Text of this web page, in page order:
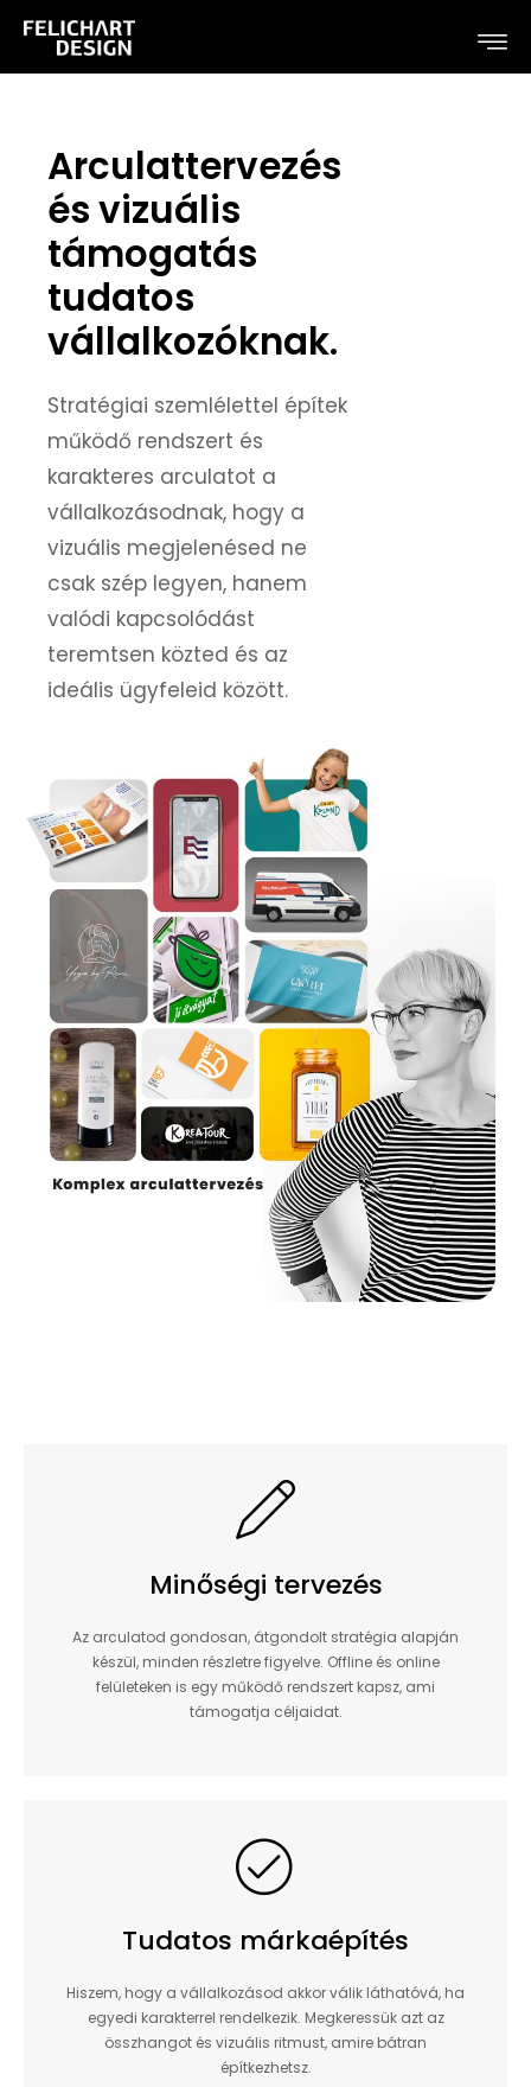
Arculattervezés
és vizuális
támogatás
tudatos
vállalkozóknak.
Stratégiai szemlélettel építek
működő rendszert és
karakteres arculatot a
vállalkozásodnak, hogy a
vizuális megjelenésed ne
csak szép legyen, hanem
valódi kapcsolódást
teremtsen közted és az
ideális ügyfeleid között.
Minőségi tervezés
Az arculatod gondosan, átgondolt stratégia alapján
készül, minden részletre figyelve. Offline és online
felületeken is egy működő rendszert kapsz, ami
támogatja céljaidat.
Tudatos márkaépítés
Hiszem, hogy a vállalkozásod akkor válik láthatóvá, ha
egyedi karakterrel rendelkezik. Megkeressük azt az
összhangot és vizuális ritmust, amire bátran
építkezhetsz.